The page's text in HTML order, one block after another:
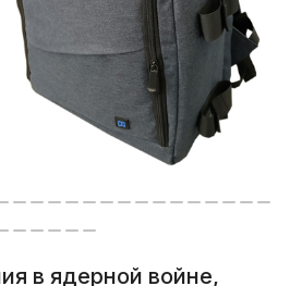
в ядерной войне,